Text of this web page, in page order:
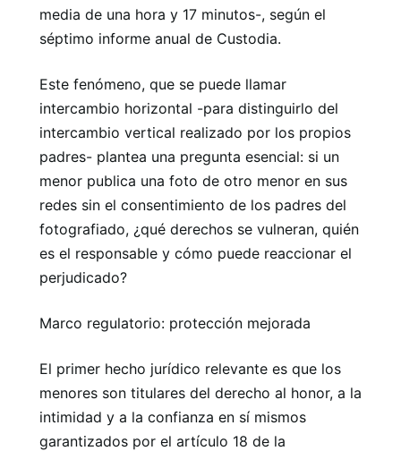
media de una hora y 17 minutos-, según el
séptimo informe anual de Custodia.
Este fenómeno, que se puede llamar
intercambio horizontal -para distinguirlo del
intercambio vertical realizado por los propios
padres- plantea una pregunta esencial: si un
menor publica una foto de otro menor en sus
redes sin el consentimiento de los padres del
fotografiado, ¿qué derechos se vulneran, quién
es el responsable y cómo puede reaccionar el
perjudicado?
Marco regulatorio: protección mejorada
El primer hecho jurídico relevante es que los
menores son titulares del derecho al honor, a la
intimidad y a la confianza en sí mismos
garantizados por el artículo 18 de la